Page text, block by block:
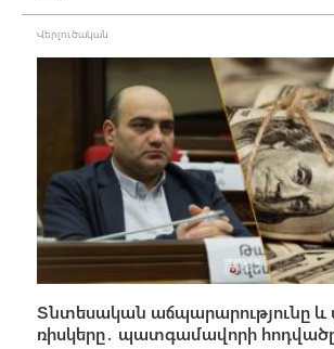
Վերլուծական
Տնտեսական աճպարարությունը և
ռիսկերը․ պատգամավորի